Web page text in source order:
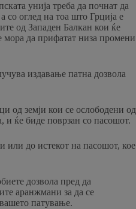
унија треба да почнат да
со оглед на тоа што Грција е
од Западен Балкан кои ќе
мора да прифатат низа промени
издавање патна дозвола
од земји кои се ослободени од
и ќе биде поврзан со пасошот.
или до истекот на пасошот, кое
дозвола пред да
аранжмани за да се
патување.